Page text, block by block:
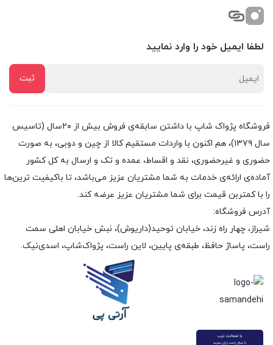
لطفا ایمیل خود را وارد نمایید
فروشگاه پژواک شاپ با داشتن سابقه‌ی فروش بیش از ۲۰سال (تاسیس
سال ۱۳۷۹)، هم اکنون با واردات مستقیم کالا از چین و دوبی، به صورت
حضوری و غیرحضوری، نقد و اقساط، عمده و تک و ارسال به کل کشور
آماده‌ی ارائه‌ی خدمات به شما مشتریان عزیز می‌باشد، تا باکیفیت ترین‌ها
را با کمتربن قیمت برای شما مشتریان عزیز عرضه کند.
آدرس فروشگاه:
شیراز، چهار راه زند، خیابان توحید(داریوش)، نبش خیابان اهلی سمت
راست، پاساژ حافظ، طبقه‌ی پایین، لاین راست، پژواک‌شاپ، اسدی‌نیک.